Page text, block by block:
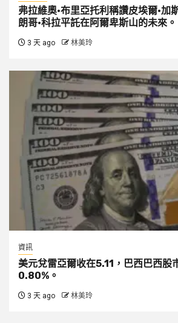
弗拉維奧·布里亞托利稱讚皮埃爾·加
朗哥·科拉平託在阿爾卑斯山的未來。
3 天 ago 林美玲
資訊
美元兌雷亞爾收在5.11，巴西巴西股
0.80%。
3 天 ago 林美玲